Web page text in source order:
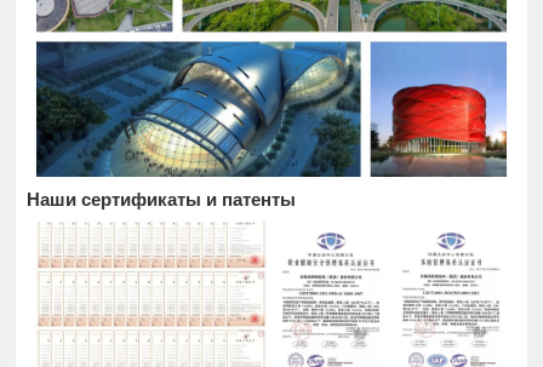
Наши сертификаты и патенты